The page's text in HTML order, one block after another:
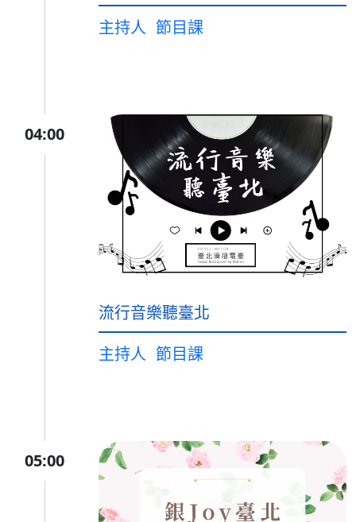
主持人 節目課
04:00
流行音樂聽臺北
主持人 節目課
05:00